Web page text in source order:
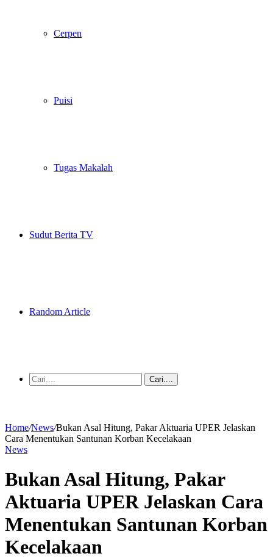
Cerpen
Puisi
Tugas Makalah
Sudut Berita TV
Random Article
Cari....
Home/News/Bukan Asal Hitung, Pakar Aktuaria UPER Jelaskan
Cara Menentukan Santunan Korban Kecelakaan
News
Bukan Asal Hitung, Pakar
Aktuaria UPER Jelaskan Cara
Menentukan Santunan Korban
Kecelakaan